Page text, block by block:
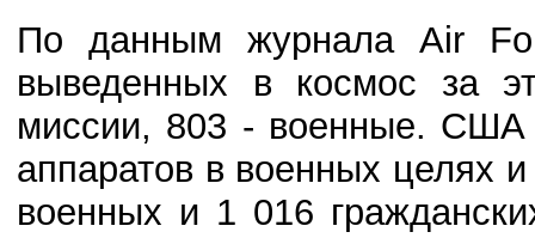
По данным журнала Air
выведенных в космос за
миссии, 803 - военные. США
аппаратов в военных целях
военных и 1 016